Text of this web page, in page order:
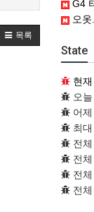
목록
G4 타
오옷.
State
현
오
어
최
전
전
전
전